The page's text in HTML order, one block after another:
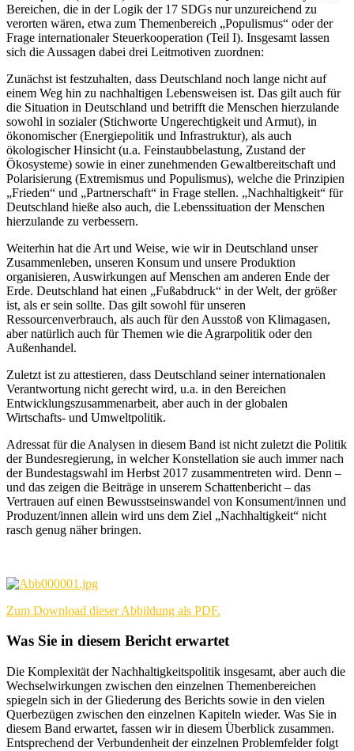
Bereichen, die in der Logik der 17 SDGs nur unzureichend zu
verorten wären, etwa zum Themenbereich „Populismus“ oder der
Frage internationaler Steuerkooperation (Teil I). Insgesamt lassen
sich die Aussagen dabei drei Leitmotiven zuordnen:
Zunächst ist festzuhalten, dass Deutschland noch lange nicht auf
einem Weg hin zu nachhaltigen Lebensweisen ist. Das gilt auch für
die Situation in Deutschland und betrifft die Menschen hierzulande
sowohl in sozialer (Stichworte Ungerechtigkeit und Armut), in
ökonomischer (Energiepolitik und Infrastruktur), als auch
ökologischer Hinsicht (u.a. Feinstaubbelastung, Zustand der
Ökosysteme) sowie in einer zunehmenden Gewaltbereitschaft und
Polarisierung (Extremismus und Populismus), welche die Prinzipien
„Frieden“ und „Partnerschaft“ in Frage stellen. „Nachhaltigkeit“ für
Deutschland hieße also auch, die Lebenssituation der Menschen
hierzulande zu verbessern.
Weiterhin hat die Art und Weise, wie wir in Deutschland unser
Zusammenleben, unseren Konsum und unsere Produktion
organisieren, Auswirkungen auf Menschen am anderen Ende der
Erde. Deutschland hat einen „Fußabdruck“ in der Welt, der größer
ist, als er sein sollte. Das gilt sowohl für unseren
Ressourcenverbrauch, als auch für den Ausstoß von Klimagasen,
aber natürlich auch für Themen wie die Agrarpolitik oder den
Außenhandel.
Zuletzt ist zu attestieren, dass Deutschland seiner internationalen
Verantwortung nicht gerecht wird, u.a. in den Bereichen
Entwicklungszusammenarbeit, aber auch in der globalen
Wirtschafts- und Umweltpolitik.
Adressat für die Analysen in diesem Band ist nicht zuletzt die Politik
der Bundesregierung, in welcher Konstellation sie auch immer nach
der Bundestagswahl im Herbst 2017 zusammentreten wird. Denn –
und das zeigen die Beiträge in unserem Schattenbericht – das
Vertrauen auf einen Bewusstseinswandel von Konsument/innen und
Produzent/innen allein wird uns dem Ziel „Nachhaltigkeit“ nicht
rasch genug näher bringen.
Zum Download dieser Abbildung als PDF.
Was Sie in diesem Bericht erwartet
Die Komplexität der Nachhaltigkeitspolitik insgesamt, aber auch die
Wechselwirkungen zwischen den einzelnen Themenbereichen
spiegeln sich in der Gliederung des Berichts sowie in den vielen
Querbezügen zwischen den einzelnen Kapiteln wieder. Was Sie in
diesem Band erwartet, fassen wir in diesem Überblick zusammen.
Entsprechend der Verbundenheit der einzelnen Problemfelder folgt